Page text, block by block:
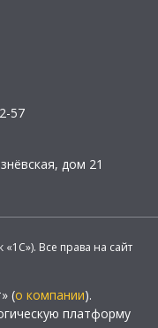
57
дом 21
Все права на сайт
(о компании).
платформу